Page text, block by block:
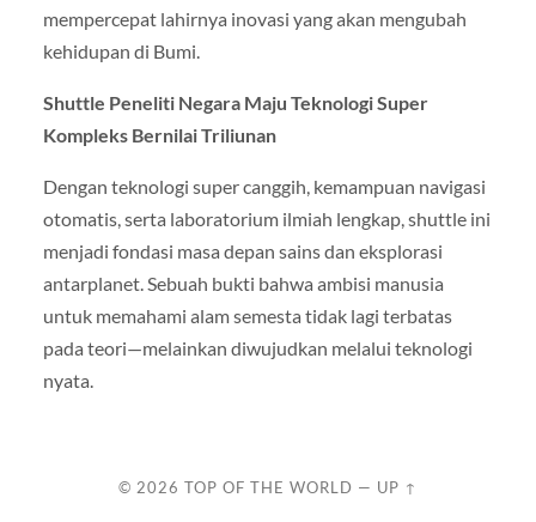
mempercepat lahirnya inovasi yang akan mengubah
kehidupan di Bumi.
Shuttle Peneliti Negara Maju Teknologi Super
Kompleks Bernilai Triliunan
Dengan teknologi super canggih, kemampuan navigasi
otomatis, serta laboratorium ilmiah lengkap, shuttle ini
menjadi fondasi masa depan sains dan eksplorasi
antarplanet. Sebuah bukti bahwa ambisi manusia
untuk memahami alam semesta tidak lagi terbatas
pada teori—melainkan diwujudkan melalui teknologi
nyata.
© 2026 TOP OF THE WORLD — UP ↑